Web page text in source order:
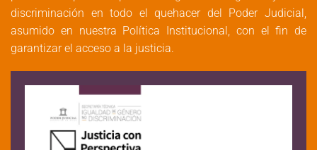
discriminación en todo el quehacer del Poder Judicial,
asumido en nuestra Política Institucional, con el fin de
garantizar el acceso a la justicia.